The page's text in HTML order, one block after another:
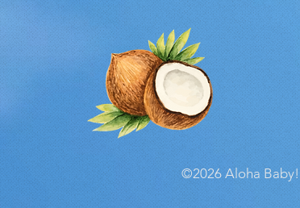
©2026 Aloha Baby!